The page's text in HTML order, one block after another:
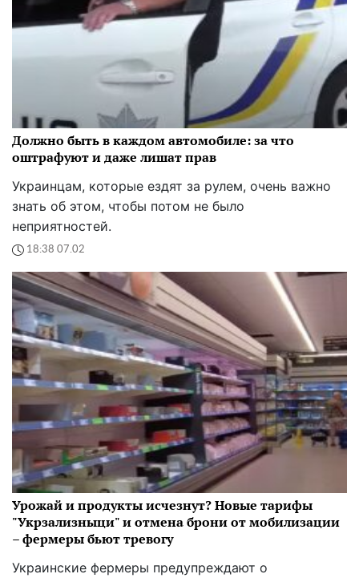
Должно быть в каждом автомобиле: за что
оштрафуют и даже лишат прав
Украинцам, которые ездят за рулем, очень важно
знать об этом, чтобы потом не было
неприятностей.
18:38 07.02
Урожай и продукты исчезнут? Новые тарифы
"Укрзализныци" и отмена брони от мобилизации
– фермеры бьют тревогу
Украинские фермеры предупреждают о